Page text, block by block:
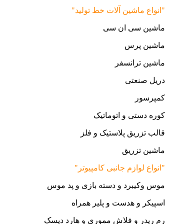
"انواع ماشین آلات خط تولید"
ماشین سی ان سی
ماشین پرس
ماشین ترانسفر
دریل صنعتی
کمپرسور
کوره دستی و اتوماتیک
قالب تزریق پلاستیک و فلز
ماشین تزریق
"انواع لوازم جانبی کامپیوتر"
موس وکیبرد و دسته بازی و پد موس
اسپیکر و هدست و پلیر همراه
رم ریدر و فلاش مموری و هارد دیسک